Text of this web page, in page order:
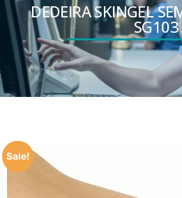
DEDEIRA SKINGEL
SG103
Sale!